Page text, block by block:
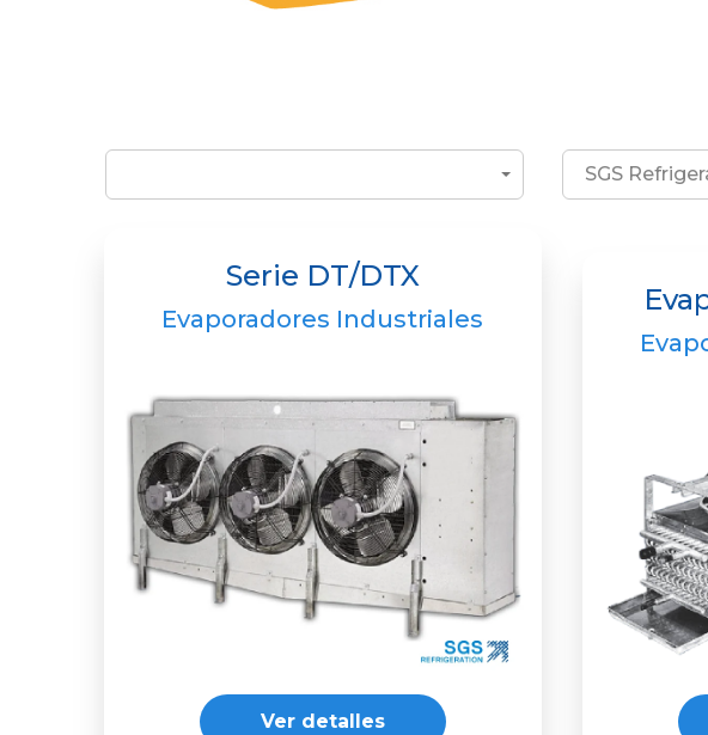
SGS
Serie DT/DTX
Evaporadores Industriales
Ver detalles